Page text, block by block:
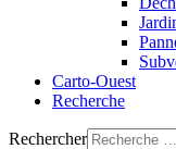
Carto-Ouest
Recherche
Rechercher